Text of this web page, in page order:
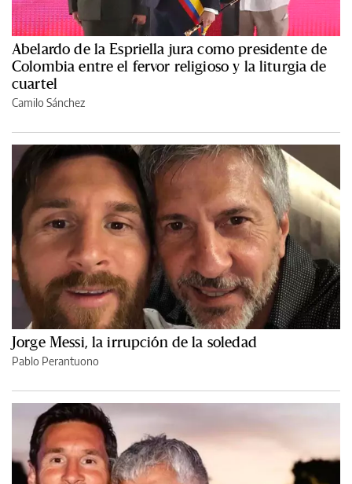
Abelardo de la Espriella jura como presidente de
Colombia entre el fervor religioso y la liturgia de
cuartel
Camilo Sánchez
Jorge Messi, la irrupción de la soledad
Pablo Perantuono